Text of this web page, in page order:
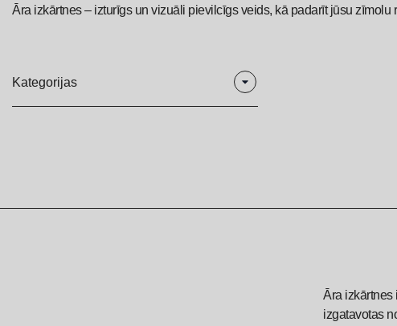
Āra izkārtnes – izturīgs un vizuāli pievilcīgs veids, kā padarīt jūsu
Kategorijas
3D uzlīmes
LED alumīnija rāmji
Āra izkārtnes
izgatavotas